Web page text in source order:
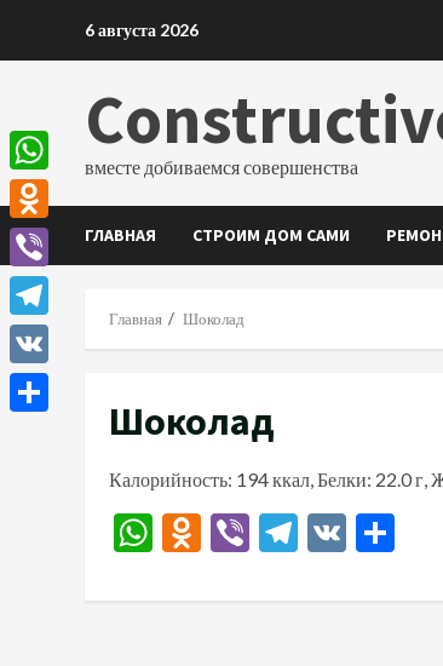
6 августа 2026
вместе добиваемся совершенства
ГЛАВНАЯ СТРОИМ ДОМ САМИ
Главная Шоколад
Шоколад
Калорийность: 194 ккал, Белки: 22.0 г,
WhatsApp
Odnoklassniki
ViberTelegram
VK
WhatsApp
Odnoklassniki
Viber
Telegram
VK